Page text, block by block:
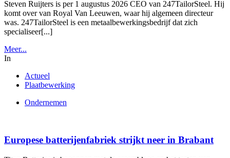
Steven Ruijters is per 1 augustus 2026 CEO van 247TailorSteel. Hij
komt over van Royal Van Leeuwen, waar hij algemeen directeur
was. 247TailorSteel is een metaalbewerkingsbedrijf dat zich
specialiseer[...]
Meer...
In
Actueel
Plaatbewerking
Ondernemen
Europese batterijenfabriek strijkt neer in Brabant